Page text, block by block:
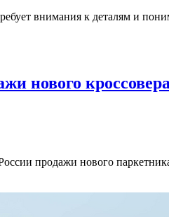
внимания к деталям и
нового
продажи нового